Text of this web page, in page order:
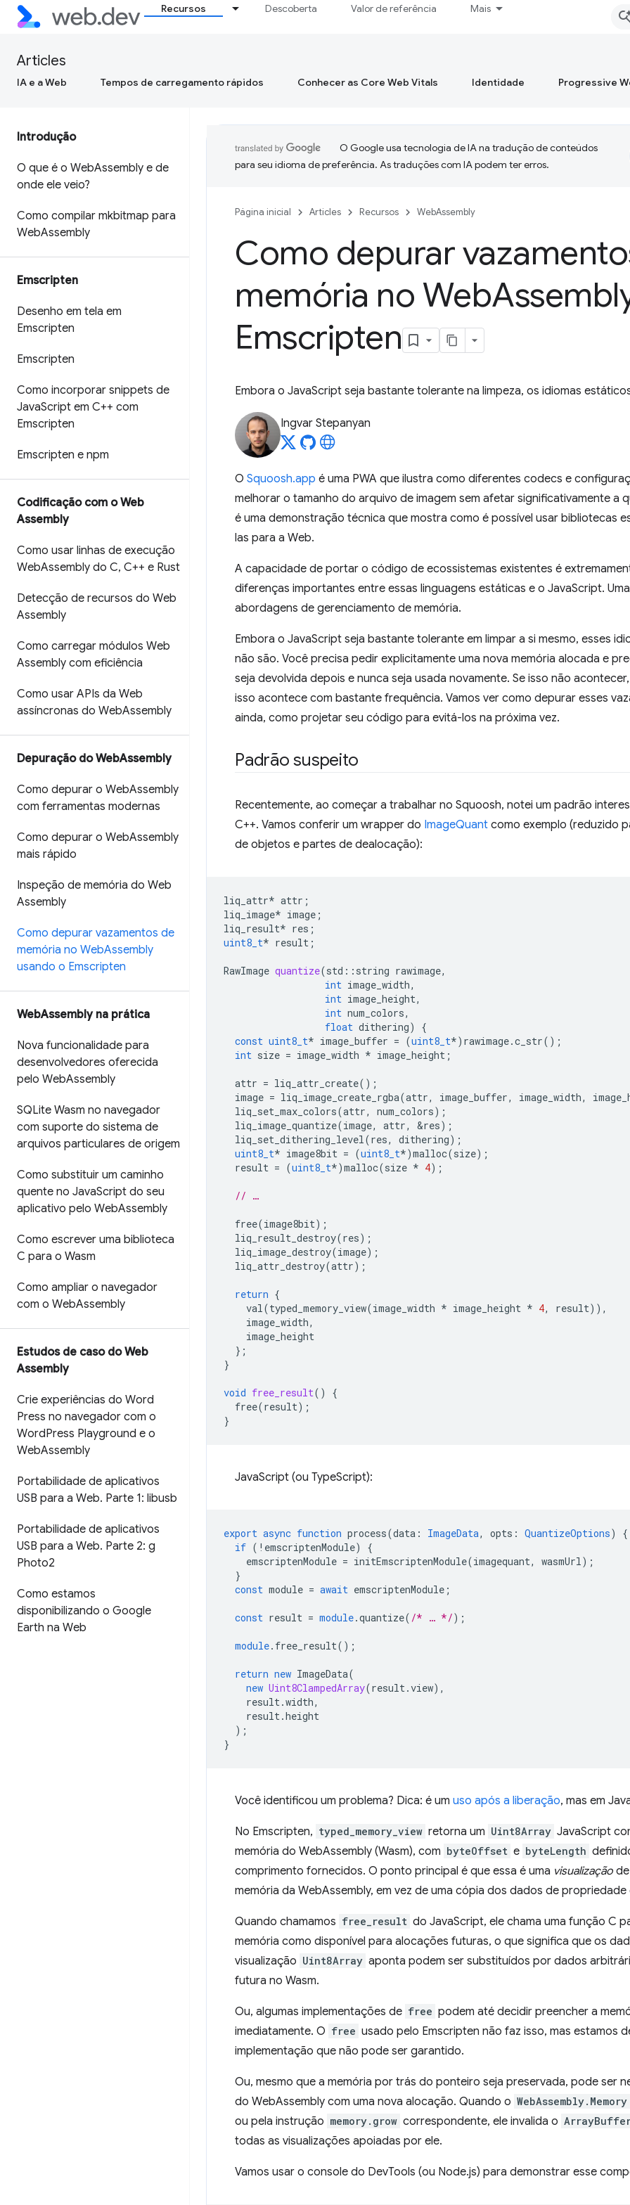
Recursos Descoberta Valor de referência Mais
Articles
IA e a Web Tempos de carregamento rápidos Conhecer as Core Web Vitals Identidade Progressive
Introdução
O que é o WebAssembly e de
onde ele veio?
Como compilar mkbitmap para
WebAssembly
Emscripten
Desenho em tela em
Emscripten
Emscripten
Como incorporar snippets de
JavaScript em C++ com
Emscripten
Emscripten e npm
Codificação com o Web
Assembly
Como usar linhas de execução
WebAssembly do C, C++ e Rust
Detecção de recursos do Web
Assembly
Como carregar módulos Web
Assembly com eficiência
Como usar APIs da Web
assíncronas do WebAssembly
Depuração do WebAssembly
Como depurar o WebAssembly
com ferramentas modernas
Como depurar o WebAssembly
mais rápido
Inspeção de memória do Web
Assembly
Como depurar vazamentos de
memória no WebAssembly
usando o Emscripten
WebAssembly na prática
Nova funcionalidade para
desenvolvedores oferecida
pelo WebAssembly
SQLite Wasm no navegador
com suporte do sistema de
arquivos particulares de origem
Como substituir um caminho
quente no JavaScript do seu
aplicativo pelo WebAssembly
Como escrever uma biblioteca
C para o Wasm
Como ampliar o navegador
com o WebAssembly
Estudos de caso do Web
Assembly
Crie experiências do Word
Press no navegador com o
WordPress Playground e o
WebAssembly
Portabilidade de aplicativos
USB para a Web. Parte 1: libusb
Portabilidade de aplicativos
USB para a Web. Parte 2: g
Photo2
Como estamos
disponibilizando o Google
Earth na Web
O Google usa tecnologia de IA na tradução de conteúdos
para seu idioma de preferência. As traduções com IA podem ter erros.
Página inicial Articles Recursos WebAssembly
Como depurar
memória no Web
Emscripten
Embora o JavaScript seja bastante tolerante na limpeza, os idiomas
Ingvar Stepanyan
O Squoosh.app é uma PWA que ilustra como diferentes codecs e
melhorar o tamanho do arquivo de imagem sem afetar significativamente a
é uma demonstração técnica que mostra como é possível usar bibliotecas
las para a Web.
A capacidade de portar o código de ecossistemas existentes é
diferenças importantes entre essas linguagens estáticas e o JavaScript.
abordagens de gerenciamento de memória.
Embora o JavaScript seja bastante tolerante em limpar a si mesmo, esses
não são. Você precisa pedir explicitamente uma nova memória alocada e
seja devolvida depois e nunca seja usada novamente. Se isso não
isso acontece com bastante frequência. Vamos ver como depurar esses
ainda, como projetar seu código para evitá-los na próxima vez.
Padrão suspeito
Recentemente, ao começar a trabalhar no Squoosh, notei um padrão
C++. Vamos conferir um wrapper do ImageQuant como exemplo (reduzido
de objetos e partes de dealocação):
liq_attr* attr ;
liq_image* image ;
liq_result* res ;
uint8_t* result ;
RawImage quantize(std :: string rawimage,
int image_width,
int image_height,
int num_colors,
float dithering)
{
const uint8_t* image_buffer = (uint8_t*) rawimage.c_str();
int size = image_width * image_height ;
attr = liq_attr_create();
image = liq_image_create_rgba(attr, image_buffer, image_width,
liq_set_max_colors(attr, num_colors);
liq_image_quantize(image, attr, &res);
liq_set_dithering_level(res, dithering);
uint8_t* image8bit = (uint8_t*)malloc(size);
result = (uint8_t*)malloc(size * 4);
// …
free(image8bit);
liq_result_destroy(res);
liq_image_destroy(image);
liq_attr_destroy(attr);
return {
val(typed_memory_view(image_width * image_height * 4, result)),
image_width,
image_height
};
}
void free_result()
{
free(result);
}
JavaScript (ou TypeScript):
export async function process(data : ImageData, opts : QuantizeOptions)
{
if ( ! emscriptenModule)
{
emscriptenModule = initEmscriptenModule(imagequant, wasmUrl);
}
const module = await emscriptenModule ;
const result = module.quantize( /* … */);
module.free_result();
return new ImageData(
new Uint8ClampedArray(result.view),
result.width,
result.height
);
}
Você identificou um problema? Dica: é um uso após a liberação, mas em
No Emscripten, typed_memory_view retorna um Uint8Array JavaScript
memória do WebAssembly (Wasm), com byteOffset e byteLength
comprimento fornecidos. O ponto principal é que essa é uma visualização
memória da WebAssembly, em vez de uma cópia dos dados de
Quando chamamos free_result do JavaScript, ele chama uma função C
memória como disponível para alocações futuras, o que significa que os
visualização Uint8Array aponta podem ser substituídos por dados
futura no Wasm.
Ou, algumas implementações de free podem até decidir preencher a
imediatamente. O free usado pelo Emscripten não faz isso, mas estamos
implementação que não pode ser garantido.
Ou, mesmo que a memória por trás do ponteiro seja preservada, pode ser
do WebAssembly com uma nova alocação. Quando o WebAssembly.Memory
ou pela instrução memory.grow correspondente, ele invalida o
todas as visualizações apoiadas por ele.
Vamos usar o console do DevTools (ou Node.js) para demonstrar esse